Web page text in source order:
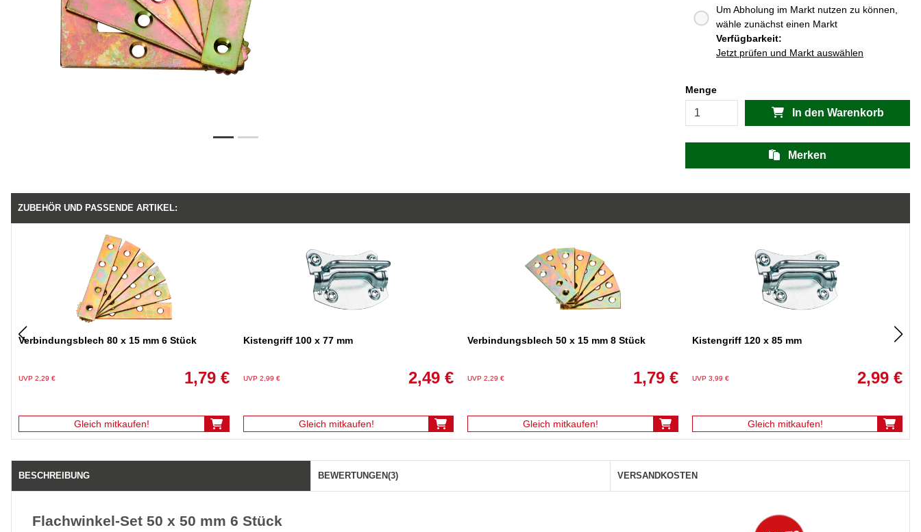
Um Abholung im Markt nutzen zu können,
wähle zunächst einen Markt
Verfügbarkeit:
Jetzt prüfen und Markt auswählen
Menge
In den Warenkorb
Merken
ZUBEHÖR UND PASSENDE ARTIKEL:
Verbindungsblech 80 x 15 mm 6 Stück
UVP 2,29 € 1,79 €
Gleich mitkaufen!
Kistengriff 100 x 77 mm
UVP 2,99 € 2,49 €
Gleich mitkaufen!
Verbindungsblech 50 x 15 mm 8 Stück
UVP 2,29 € 1,79 €
Gleich mitkaufen!
Kistengriff 120 x 85 mm
UVP 3,99 € 2,99 €
Gleich mitkaufen!
BESCHREIBUNG BEWERTUNGEN(3) VERSANDKOSTEN
Flachwinkel-Set 50 x 50 mm 6 Stück